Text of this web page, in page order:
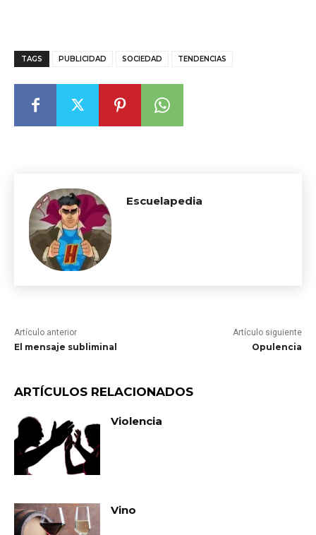
TAGS PUBLICIDAD SOCIEDAD TENDENCIAS
Escuelapedia
Artículo anterior
El mensaje subliminal
Artículo siguiente
Opulencia
ARTÍCULOS RELACIONADOS
Violencia
Vino